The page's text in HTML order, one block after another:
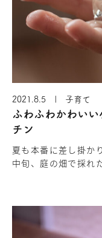
2021.8.5 | 子育て
ふわふわかわい
チン
夏も本番に差し掛か
中旬、庭の畑で採れ